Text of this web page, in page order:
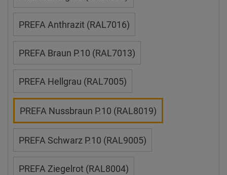
PREFA Anthrazit (RAL7016)
PREFA Braun P.10 (RAL7013)
PREFA Hellgrau (RAL7005)
PREFA Nussbraun P.10 (RAL8019)
PREFA Schwarz P.10 (RAL9005)
PREFA Ziegelrot (RAL8004)